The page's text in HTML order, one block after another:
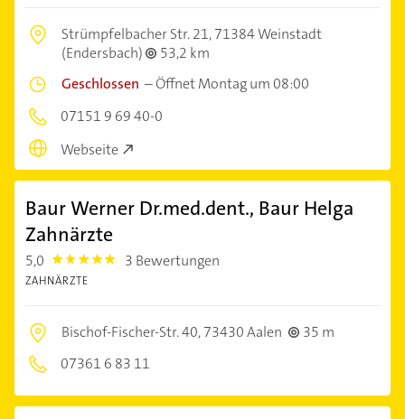
Strümpfelbacher Str. 21,71384 Weinstadt
(Endersbach)
53,2 km
Geschlossen –Öffnet Montag um 08:00
07151 9 69 40-0
Webseite
Baur Werner Dr.med.dent., Baur Helga
Zahnärzte
5,0 5.0 3 Bewertungen
ZAHNÄRZTE
Bischof-Fischer-Str. 40,73430 Aalen
35 m
07361 6 83 11